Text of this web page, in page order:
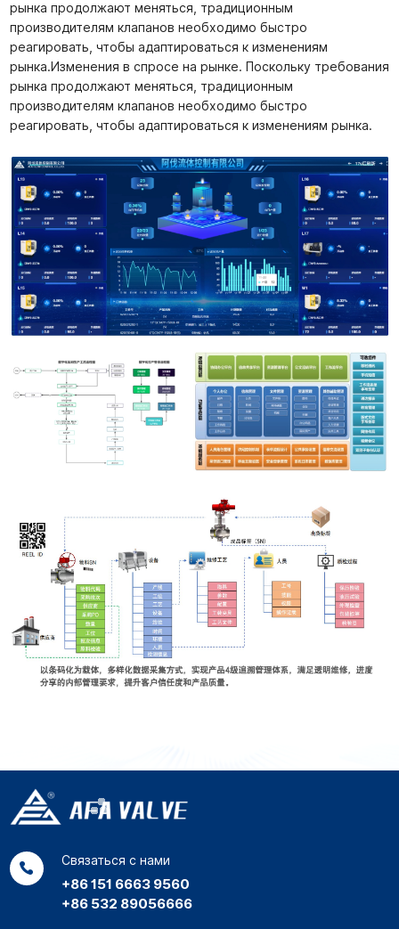
рынка продолжают меняться, традиционным
производителям клапанов необходимо быстро
реагировать, чтобы адаптироваться к изменениям
рынка.Изменения в спросе на рынке. Поскольку требования
рынка продолжают меняться, традиционным
производителям клапанов необходимо быстро
реагировать, чтобы адаптироваться к изменениям рынка.
Связаться с нами
+86 151 6663 9560
+86 532 89056666